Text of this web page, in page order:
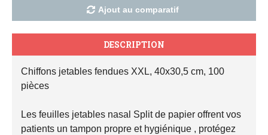
Ajout au comparatif
DESCRIPTION
Chiffons jetables fendues XXL, 40x30,5 cm, 100
pièces
Les feuilles jetables nasal Split de papier offrent vos
patients un tampon propre et hygiénique , protégez